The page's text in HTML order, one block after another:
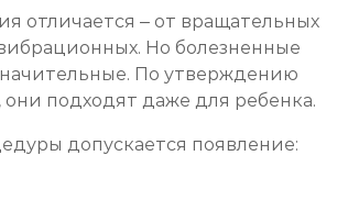
отличается – от вращательных
Но болезненные
По утверждению
они подходят даже для ребенка.
допускается появление: